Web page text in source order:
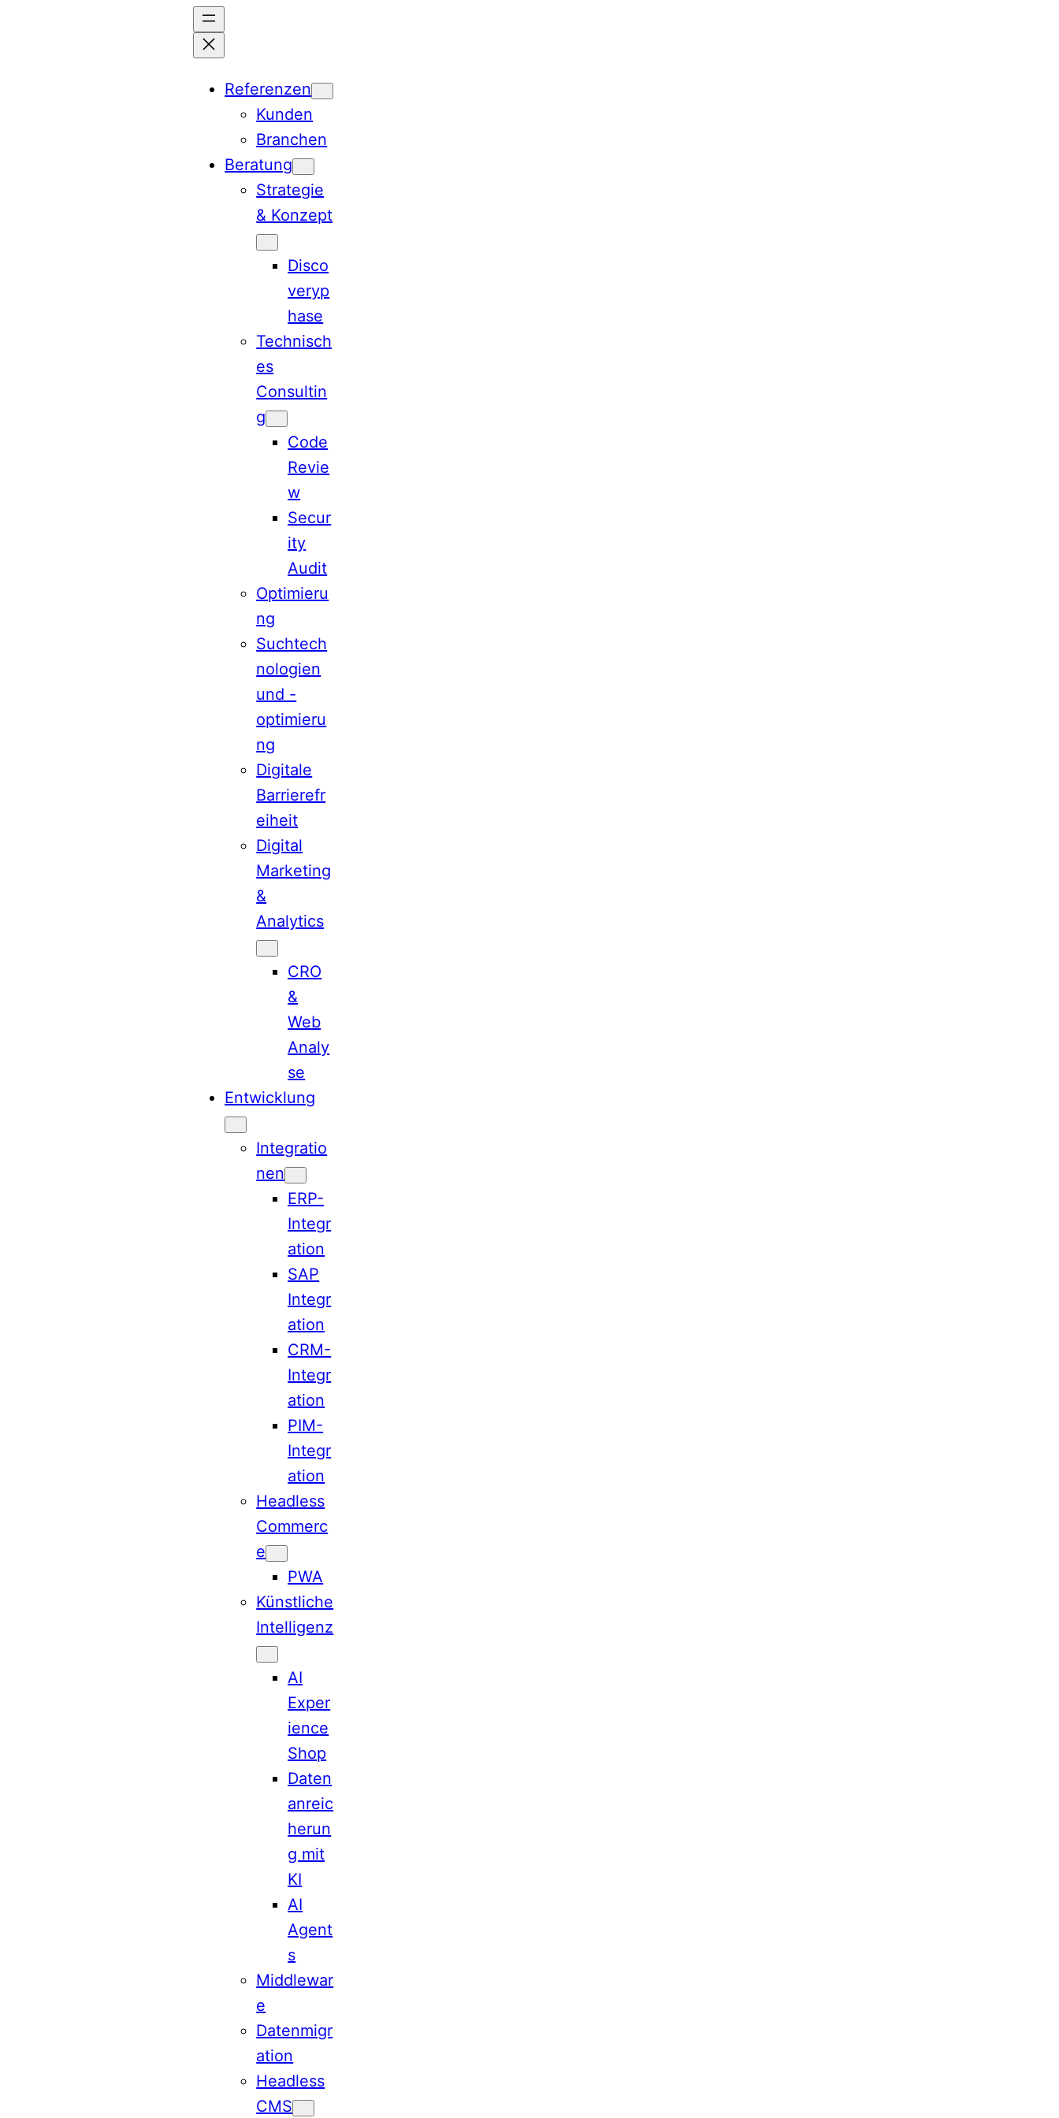
Referenzen
Kunden
Branchen
Beratung
Strategie
& Konzept
Disco
veryp
hase
Technisch
es
Consultin
g
Code
Revie
w
Secur
ity
Audit
Optimieru
ng
Suchtech
nologien
und -
optimieru
ng
Digitale
Barrierefr
eiheit
Digital
Marketing
&
Analytics
CRO
&
Web
Analy
se
Entwicklung
Integratio
nen
ERP-
Integr
ation
SAP
Integr
ation
CRM-
Integr
ation
PIM-
Integr
ation
Headless
Commerc
e
PWA
Künstliche
Intelligenz
AI
Exper
ience
Shop
Daten
anreic
herun
g mit
KI
AI
Agent
s
Middlewar
e
Datenmigr
ation
Headless
CMS